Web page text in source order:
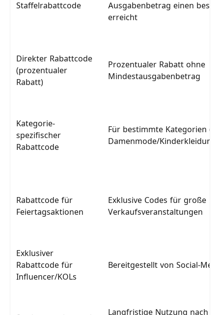
Staffelrabattcode
Ausgabenbetrag einen
erreicht
Direkter Rabattcode
(prozentualer
Rabatt)
Prozentualer Rabatt ohne
Mindestausgabenbetrag
Kategorie-
spezifischer
Rabattcode
Für bestimmte Kategorien (z.
Damenmode/
Rabattcode für
Feiertagsaktionen
Exklusive Codes für große
Verkaufsveranstaltungen
Exklusiver
Rabattcode für
Influencer/KOLs
Bereitgestellt von Social-
Langfristige Nutzung nach